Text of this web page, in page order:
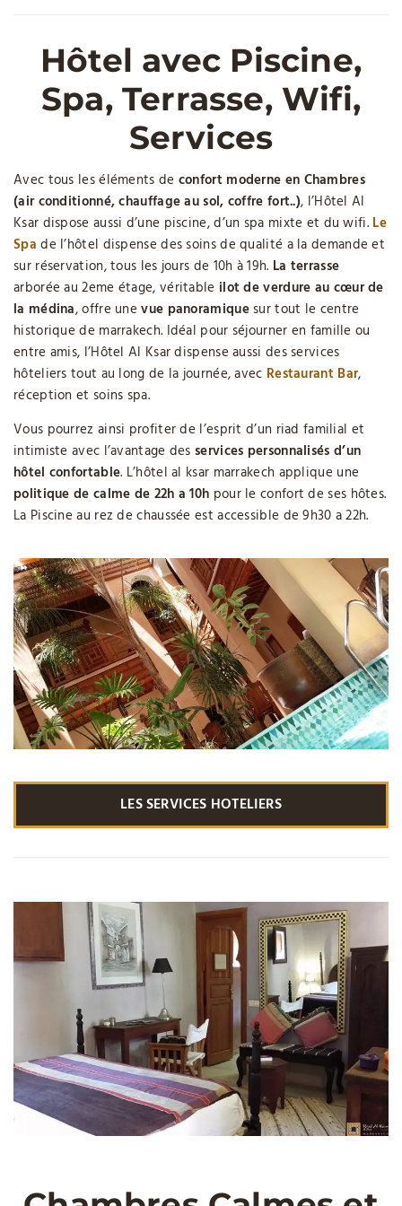
Hôtel avec Piscine,
Spa, Terrasse, Wifi,
Services
Avec tous les éléments de confort moderne en Chambres
(air conditionné, chauffage au sol, coffre fort..), l’Hôtel Al
Ksar dispose aussi d’une piscine, d’un spa mixte et du wifi. Le
Spa de l’hôtel dispense des soins de qualité a la demande et
sur réservation, tous les jours de 10h à 19h. La terrasse
arborée au 2eme étage, véritable ilot de verdure au cœur de
la médina, offre unevue panoramiquesur tout le centre
historique de marrakech. Idéal pour séjourner en famille ou
entre amis, l’Hôtel Al Ksar dispense aussi des services
hôteliers tout au long de la journée, avec Restaurant Bar,
réception et soins spa.
Vous pourrez ainsi profiter de l’esprit d’un riad familial et
intimiste avec l’avantage desservices personnalisés d’un
hôtel confortable. L’hôtel al ksar marrakech applique une
politique de calme de 22h a 10h pour le confort de ses hôtes.
La Piscine au rez de chaussée est accessible de 9h30 a 22h.
LES SERVICES HOTELIERS